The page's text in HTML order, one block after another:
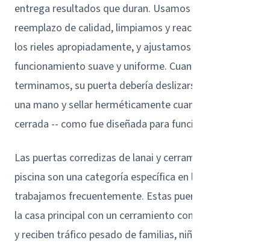
entrega resultados que duran. Usamos rodillos de
reemplazo de calidad, limpiamos y reacondicionamos
los rieles apropiadamente, y ajustamos todo para un
funcionamiento suave y uniforme. Cuando
terminamos, su puerta debería deslizarse abierta con
una mano y sellar herméticamente cuando esté
cerrada -- como fue diseñada para funcionar.
Las puertas corredizas de lanai y cerramiento de
piscina son una categoría específica en la que
trabajamos frecuentemente. Estas puertas conectan
la casa principal con un cerramiento con mosquitero
y reciben tráfico pesado de familias, niños y